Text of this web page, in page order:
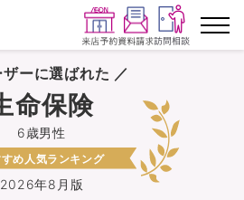
グから探す
較する
から探す
ザーに選ばれた ／
2026年8月版
6歳男性
命保険
すめ人気ランキング